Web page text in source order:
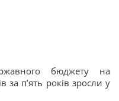
бюджету на
за п’ять років зросли у